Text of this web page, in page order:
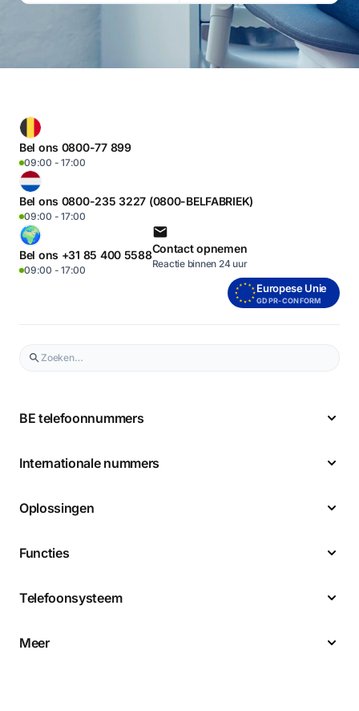
Bel ons 0800-77 899
09:00 - 17:00
Bel ons 0800-235 3227 (0800-BELFABRIEK)
09:00 - 17:00
Bel ons +31 85 400 5588
09:00 - 17:00
Contact opnemen
Reactie binnen 24 uur
Europese Unie
GDPR-CONFORM
BE telefoonnummers
Internationale nummers
Oplossingen
Functies
Telefoonsysteem
Meer